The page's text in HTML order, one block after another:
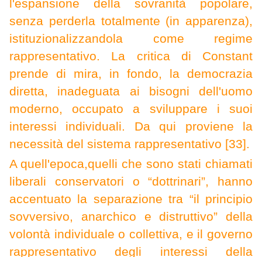
l'espansione della sovranità popolare,
senza perderla totalmente (in apparenza),
istituzionalizzandola come regime
rappresentativo. La critica di Constant
prende di mira, in fondo, la democrazia
diretta, inadeguata ai bisogni dell'uomo
moderno, occupato a sviluppare i suoi
interessi individuali. Da qui proviene la
necessità del sistema rappresentativo [33].
A quell'epoca,quelli che sono stati chiamati
liberali conservatori o “dottrinari”, hanno
accentuato la separazione tra “il principio
sovversivo, anarchico e distruttivo” della
volontà individuale o collettiva, e il governo
rappresentativo degli interessi della